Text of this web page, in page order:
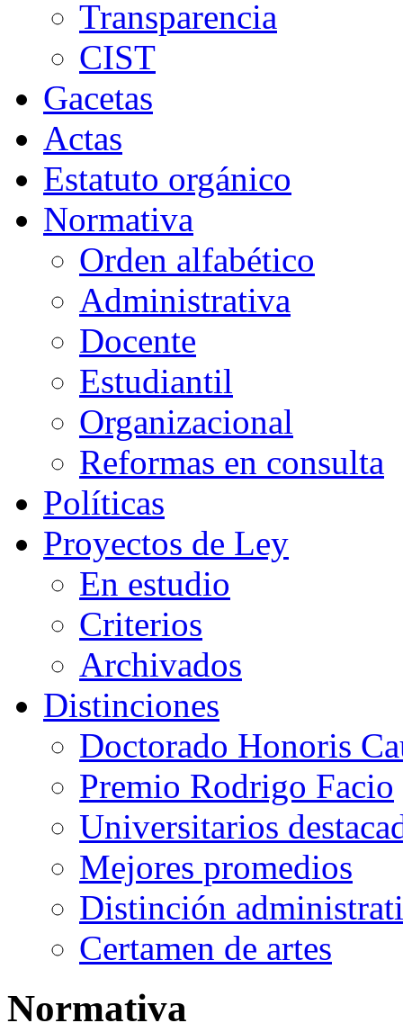
Transparencia
CIST
Gacetas
Actas
Estatuto orgánico
Normativa
Orden alfabético
Administrativa
Docente
Estudiantil
Organizacional
Reformas en consulta
Políticas
Proyectos de Ley
En estudio
Criterios
Archivados
Distinciones
Doctorado Honoris
Premio Rodrigo Facio
Universitarios
Mejores promedios
Distinción
Certamen de artes
Normativa